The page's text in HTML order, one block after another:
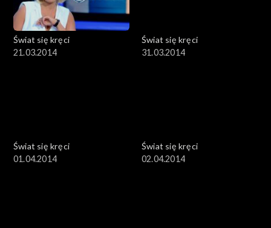
Świat się kręci
21.03.2014
Świat się kręci
31.03.2014
Świat się kręci
01.04.2014
Świat się kręci
02.04.2014